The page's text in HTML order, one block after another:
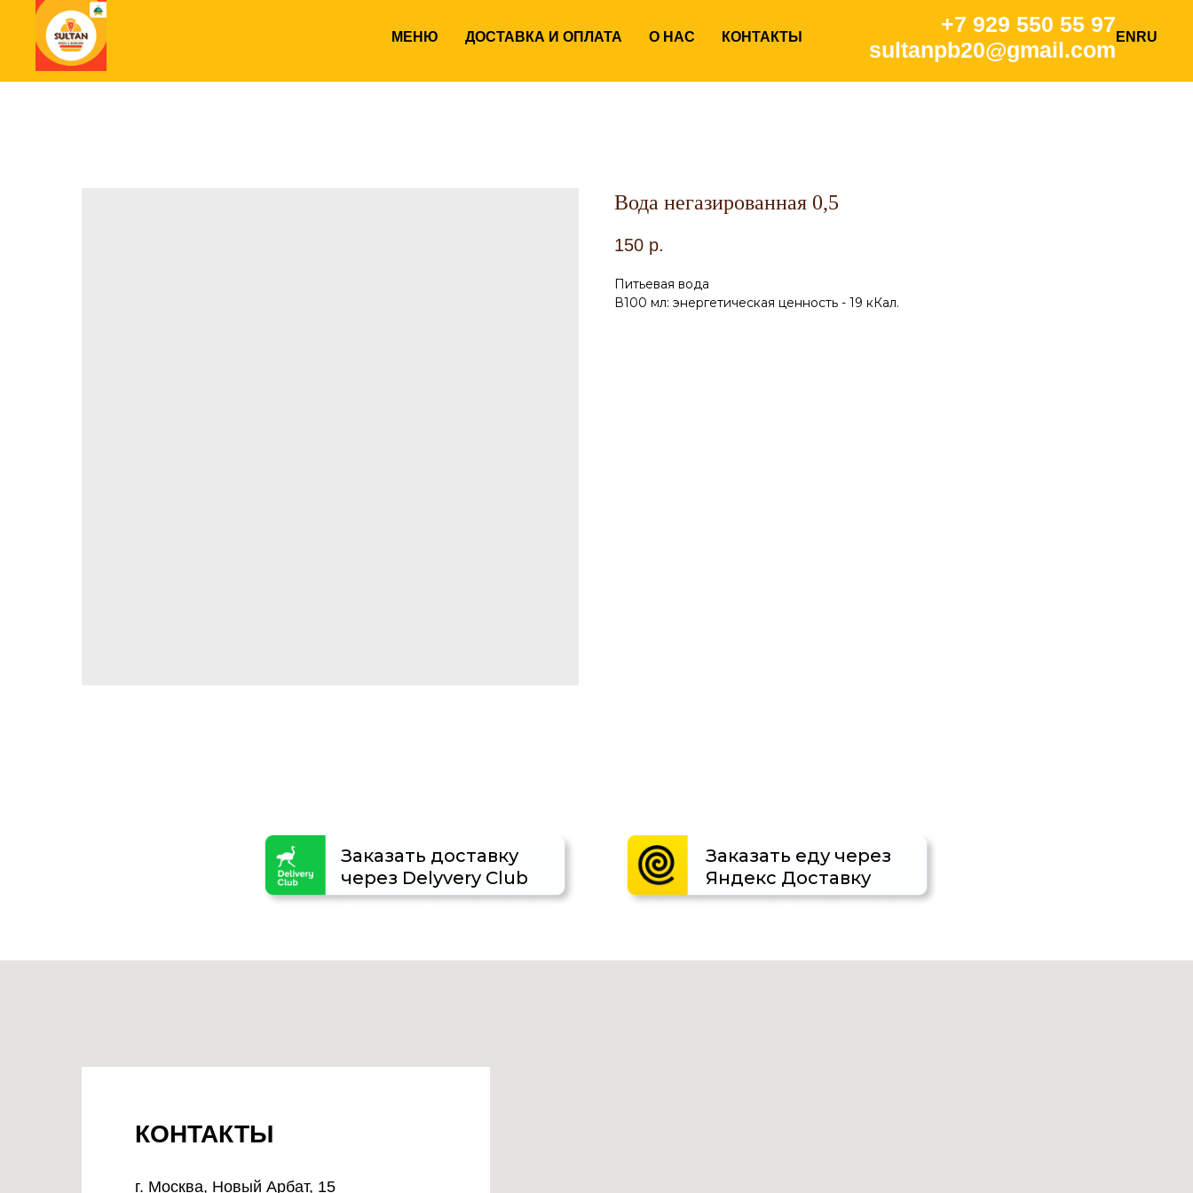
Режим работы Вс-Чтс 12:00 до 00:00 Пт-Сб
с 12:00 до 01:00
МЕНЮ ДОСТАВКА И ОПЛАТА О НАС КОНТАКТЫ
+7 929 550 55 97
sultanpb20@gmail.com
EN RU
Вода негазированная 0,5
150 р.
Питьевая вода
В100 мл: энергетическая ценность - 19 кКал.
Заказать доставку
через Delyvery Club
Заказать еду через
Яндекс Доставку
КОНТАКТЫ
г. Москва, Новый Арбат, 15